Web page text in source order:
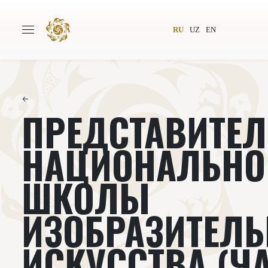
RU UZ EN
Всемирное общество
Издательство Новости
Книги Видеолекторий
←
ШКОЛЫ